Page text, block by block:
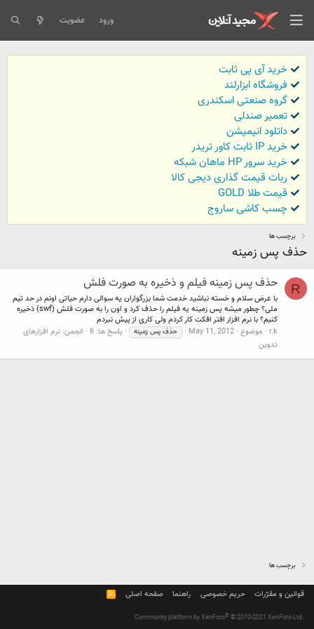
ورود عضویت
خرید آی پی ثابت
فروشگاه ابزارلند
گروه صنعتی اسکندری
تعمیر صندلی
داتلود انیمیشن
خرید IP ثابت کاور تریدر
خرید سرور HP ماهان شبکه
ربات قیمت گذاری دیجی کالا
قیمت طلا GOLD
چسب کاشی ساروج
برچسب ها
حذف پس زمینه
R حذف پس زمینه فیلم و ذخیره به صورت فلش
با عرض سلام و خسته نباشید خدمت شما بزرگواران یه سوالی دارم حیاتی اونم در حد تیم
ملی؟ چطور میشه پس زمینه یه فیلم را حذف کرد و اون را به صورت فلش (swf) ذخیره
کنیم؟ با نرم افزار افتر افکت کار کردم ولی کاری از پیش نبردم
r.k موضوع May 11, 2012 حذف پس زمینه پاسخ ها: 6 انجمن: نرم افزارهای
تدوین
برچسب ها
قوانین و مقرّرات حریم خصوصی راهنما صفحه اصلی
R
S
Community platform by XenForo® © 2010-2021 XenForo Ltd.